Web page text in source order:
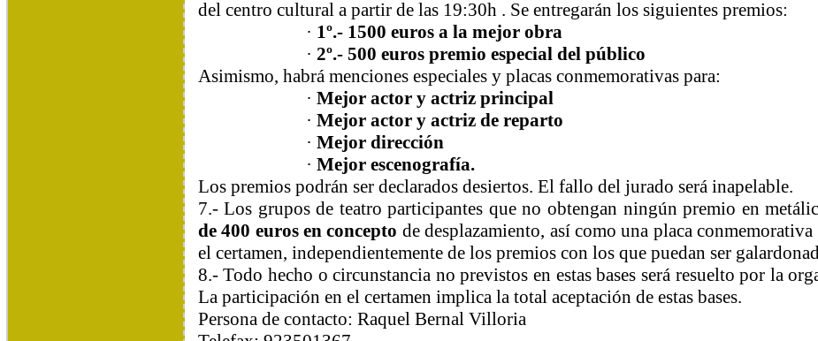
del centro cultural a partir de las 19:30h . Se entregarán los siguientes premios:
· 1º.- 1500 euros a la mejor obra
· 2º.- 500 euros premio especial del público
Asimismo, habrá menciones especiales y placas conmemorativas para:
· Mejor actor y actriz principal
· Mejor actor y actriz de reparto
· Mejor dirección
· Mejor escenografía.
Los premios podrán ser declarados desiertos. El fallo del jurado será inapelable.
7.- Los grupos de teatro participantes que no obtengan ningún premio en
de 400 euros en concepto de desplazamiento, así como una placa
el certamen, independientemente de los premios con los que puedan ser
8.- Todo hecho o circunstancia no previstos en estas bases será resuelto por la
La participación en el certamen implica la total aceptación de estas bases.
Persona de contacto: Raquel Bernal Villoria